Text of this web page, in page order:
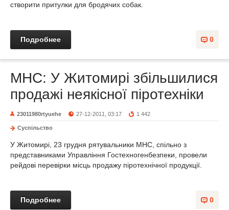
створити притулки для бродячих собак.
0
Подробнее
МНС: У Житомирі збільшилися
продажі неякісної піротехніки
23011980rtyuehe 27-12-2011, 03:17 1 442
Суспільство
У Житомирі, 23 грудня рятувальники МНС, спільно з
представниками Управління Гостехногенбезпеки, провели
рейдові перевірки місць продажу піротехнічної продукції.
0
Подробнее